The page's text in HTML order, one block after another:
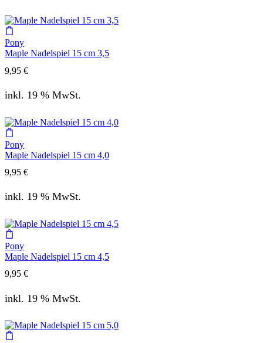
Pony
Maple Nadelspiel 15 cm 3,5
9,95 €
inkl. 19 % MwSt.
Pony
Maple Nadelspiel 15 cm 4,0
9,95 €
inkl. 19 % MwSt.
Pony
Maple Nadelspiel 15 cm 4,5
9,95 €
inkl. 19 % MwSt.